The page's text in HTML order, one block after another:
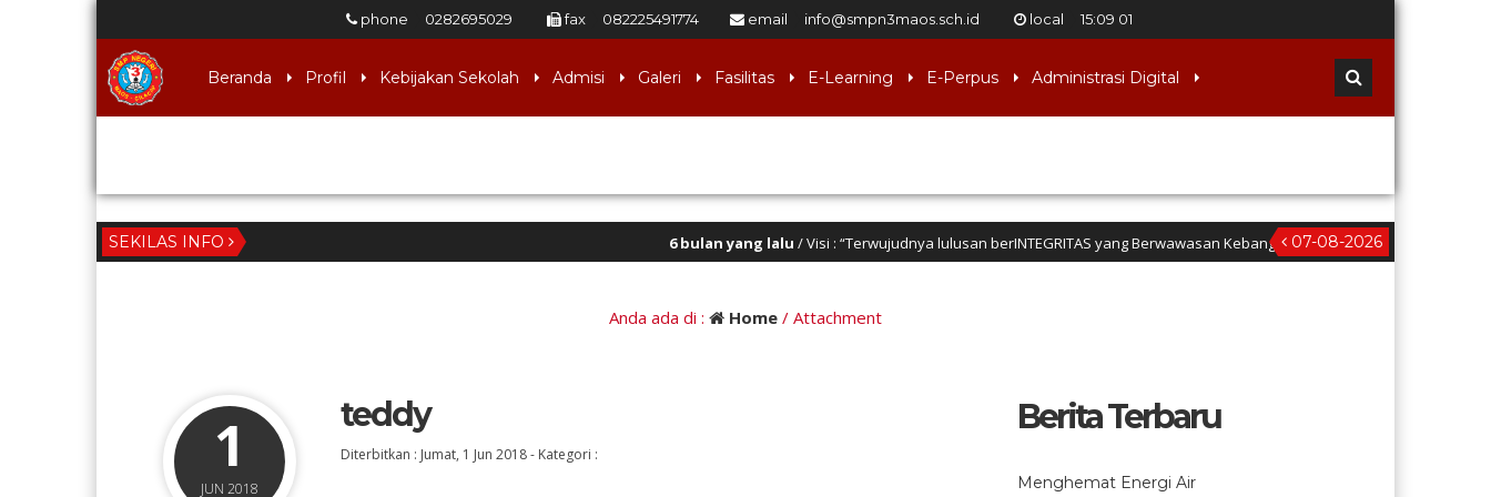
phone 0282695029 fax 082225491774 email info@smpn3maos.sch.id local 15:09 02
Beranda Profil Kebijakan Sekolah Admisi Galeri Fasilitas E-Learning E-Perpus Administrasi Digital
SEKILAS INFO 07-08-2026
6 bulan yang lalu/ Visi : “Terwujudnya lulusan berINTEGRITAS yang Berwawasan Kebangsaan” (Iman dan taqwa, Nalar Kritis,
Anda ada di : Home / Attachment
1
JUN 2018
teddy
Diterbitkan : Jumat, 1 Jun 2018- Kategori :
Berita Terbaru
Menghemat Energi Air